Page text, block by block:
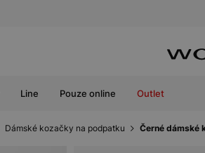
Line Pouze online Outlet
Dámské kozačky na podpatku Černé dámské